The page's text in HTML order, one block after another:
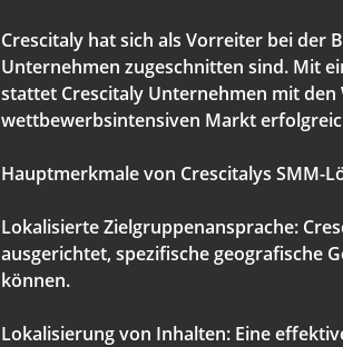
Crescitaly hat sich als Vorreiter bei der
Unternehmen zugeschnitten sind. Mit
stattet Crescitaly Unternehmen mit den
wettbewerbsintensiven Markt
Hauptmerkmale von Crescitalys SMM-
Lokalisierte Zielgruppenansprache:
ausgerichtet, spezifische geografische
können.
Lokalisierung von Inhalten: Eine